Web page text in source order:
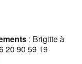
: Brigitte à
20 90 59 19